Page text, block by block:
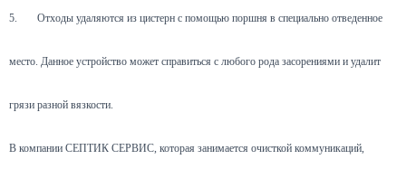
5. Отходы удаляются из цистерн с помощью поршня в специально отведенное
место. Данное устройство может справиться с любого рода засорениями и удалит
грязи разной вязкости.
В компании СЕПТИК СЕРВИС, которая занимается очисткой коммуникаций,